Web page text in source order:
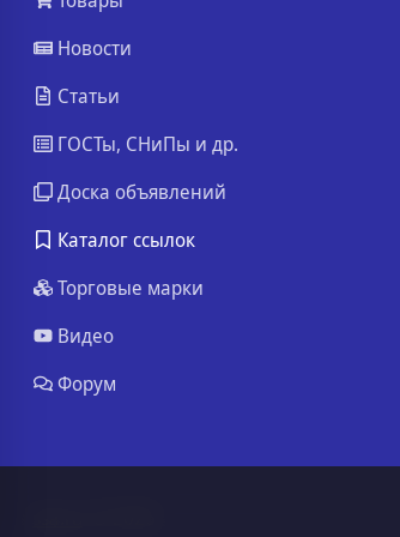
Новости
Статьи
ГОСТы, СНиПы и др.
Доска объявлений
Каталог ссылок
Торговые марки
Видео
Форум